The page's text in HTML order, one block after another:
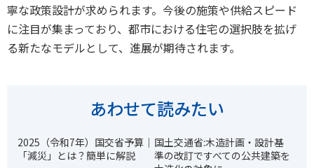
寧な政策設計が求められます。今後の施策や供給スピード
に注目が集まっており、都市における住宅の選択肢を拡げ
る新たなモデルとして、進展が期待されます。
あわせて読みたい
2025（令和7年）国交省予算｜
「減災」とは？簡単に解説
国土交通省:木造計画・設計基
準の改訂ですべての公共建築を